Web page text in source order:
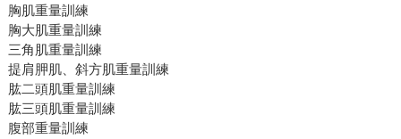
胸肌重量訓練
胸大肌重量訓練
三角肌重量訓練
提肩胛肌、斜方肌重量訓練
肱二頭肌重量訓練
肱三頭肌重量訓練
腹部重量訓練